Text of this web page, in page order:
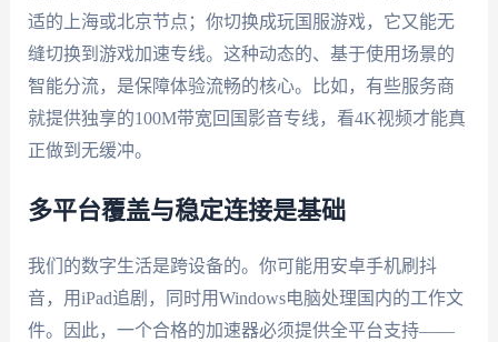
适的上海或北京节点；你切换成玩国服游戏，它又能无
缝切换到游戏加速专线。这种动态的、基于使用场景的
智能分流，是保障体验流畅的核心。比如，有些服务商
就提供独享的100M带宽回国影音专线，看4K视频才能真
正做到无缓冲。
多平台覆盖与稳定连接是基础
我们的数字生活是跨设备的。你可能用安卓手机刷抖
音，用iPad追剧，同时用Windows电脑处理国内的工作文
件。因此，一个合格的加速器必须提供全平台支持——